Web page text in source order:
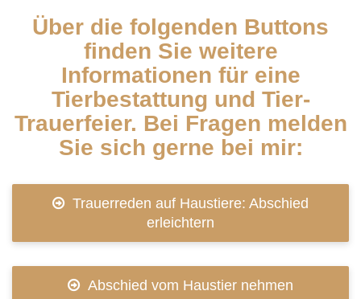
Über die folgenden Buttons
finden Sie weitere
Informationen für eine
Tierbestattung und Tier-
Trauerfeier. Bei Fragen melden
Sie sich gerne bei mir:
Trauerreden auf Haustiere: Abschied
erleichtern
Abschied vom Haustier nehmen